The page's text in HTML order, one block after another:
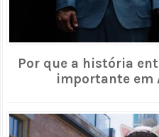
Por que a história
importante em